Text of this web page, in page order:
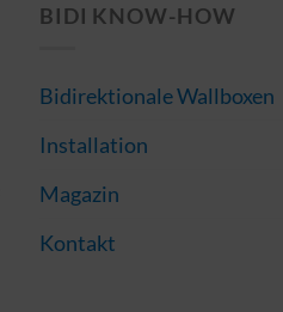
BIDI KNOW-HOW
Bidirektionale Wallboxen
Installation
Magazin
Kontakt